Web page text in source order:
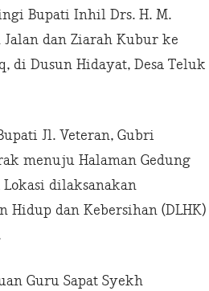
Bupati Inhil Drs. H. M.
Jalan dan Ziarah Kubur ke
di Dusun Hidayat, Desa Teluk
Jl. Veteran, Gubri
menuju Halaman Gedung
dilaksanakan
dan Kebersihan (DLHK)
Guru Sapat Syekh